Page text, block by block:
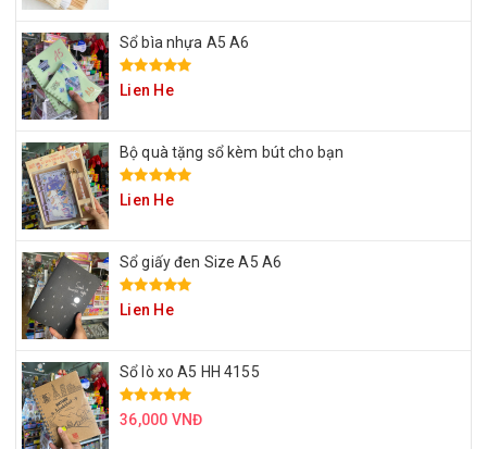
Sổ bìa nhựa A5 A6
Lien He
Bộ quà tặng sổ kèm bút cho bạn
Lien He
Sổ giấy đen Size A5 A6
Lien He
Sổ lò xo A5 HH 4155
36,000 VNĐ